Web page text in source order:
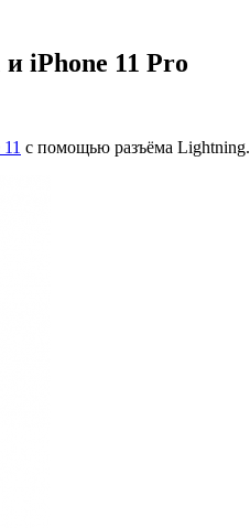
iPhone 11 Pro
с помощью разъёма Lightning.